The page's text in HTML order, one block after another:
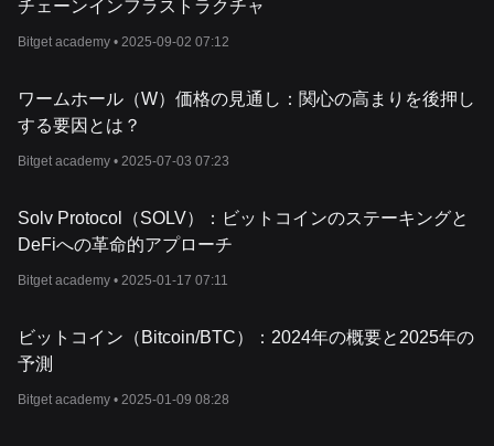
ァー」（PoX）コンセンサス方式を採用しています。
を送金します。プロトコルはこれらのマイナーの中からラ
び、
Stacks トランザクションブロックを検証し、その勝者にSTXト
与えます。この環境に優しい方法は、
スケーラビリティへの道を開きます。
とを可能にし、比類のない取引の自律性を提供します。
STXトークンとは？
ントラクトの展開に使用され、エコシステムにおいて極めて重要な
いう機能です。このプロセスでは、 STXトークンをロックし、PoX
し、その見返りとして、
取ることができます。
Stacksの金融への影響
チェーンインフラストラクチャ
Bitget academy • 2025-09-02 07:12
ワームホール（W）価格の見通し：関心の高まりを後押し
する要因とは？
Bitget academy • 2025-07-03 07:23
Solv Protocol（SOLV）：ビットコインのステーキングと
DeFiへの革命的アプローチ
Bitget academy • 2025-01-17 07:11
ビットコイン（Bitcoin/BTC）：2024年の概要と2025年の
予測
Bitget academy • 2025-01-09 08:28